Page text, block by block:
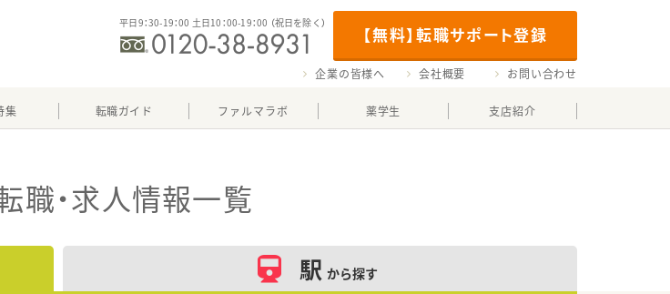
【無料】転職サポート登録
平日9：30-19：00 土日10：00-19：00 （祝日を除く）
企業の皆様へ 会社概要 お問い合わせ
集 転職ガイド ファルマラボ 薬学生 支店紹介
職・求人情報一覧
駅 から探す